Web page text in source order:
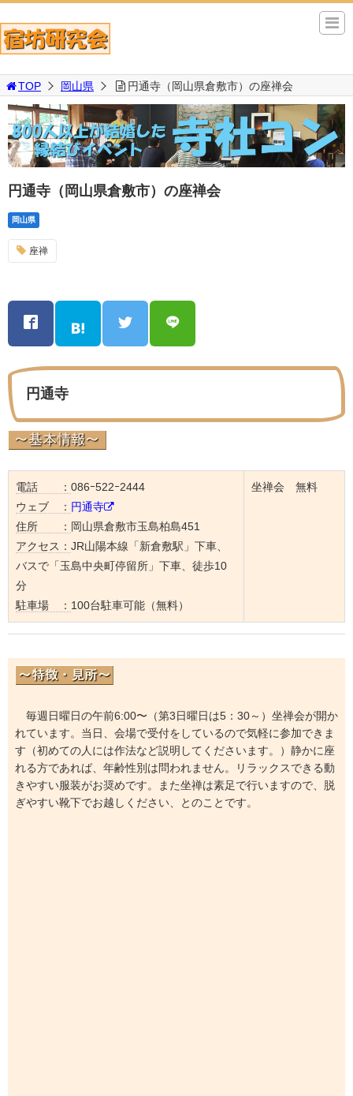
TOP 岡山県 円通寺（岡山県倉敷市）の座禅会
円通寺（岡山県倉敷市）の座禅会
岡山県
座禅
円通寺
電話 ： 086ｰ522ｰ2444
ウェブ ： 円通寺
住所 ： 岡山県倉敷市玉島柏島451
アクセス： JR山陽本線「新倉敷駅」下車、
バスで「玉島中央町停留所」下車、徒歩10
分
駐車場 ： 100台駐車可能（無料）
坐禅会 無料
毎週日曜日の午前6:00〜（第3日曜日は5：30～）坐禅会が開か
れています。当日、会場で受付をしているので気軽に参加できま
す（初めての人には作法など説明してくださいます。）静かに座
れる方であれば、年齢性別は問われません。リラックスできる動
きやすい服装がお奨めです。また坐禅は素足で行いますので、脱
ぎやすい靴下でお越しください、とのことです。